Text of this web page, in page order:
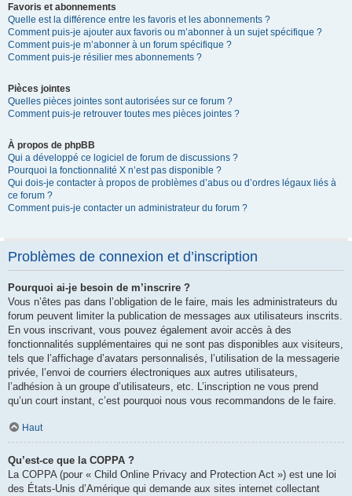
Favoris et abonnements
Quelle est la différence entre les favoris et les abonnements ?
Comment puis-je ajouter aux favoris ou m’abonner à un sujet spécifique ?
Comment puis-je m’abonner à un forum spécifique ?
Comment puis-je résilier mes abonnements ?
Pièces jointes
Quelles pièces jointes sont autorisées sur ce forum ?
Comment puis-je retrouver toutes mes pièces jointes ?
À propos de phpBB
Qui a développé ce logiciel de forum de discussions ?
Pourquoi la fonctionnalité X n’est pas disponible ?
Qui dois-je contacter à propos de problèmes d’abus ou d’ordres légaux liés à
ce forum ?
Comment puis-je contacter un administrateur du forum ?
Problèmes de connexion et d’inscription
Pourquoi ai-je besoin de m’inscrire ?
Vous n’êtes pas dans l’obligation de le faire, mais les administrateurs du
forum peuvent limiter la publication de messages aux utilisateurs inscrits.
En vous inscrivant, vous pouvez également avoir accès à des
fonctionnalités supplémentaires qui ne sont pas disponibles aux visiteurs,
tels que l’affichage d’avatars personnalisés, l’utilisation de la messagerie
privée, l’envoi de courriers électroniques aux autres utilisateurs,
l’adhésion à un groupe d’utilisateurs, etc. L’inscription ne vous prend
qu’un court instant, c’est pourquoi nous vous recommandons de le faire.
Haut
Qu’est-ce que la COPPA ?
La COPPA (pour « Child Online Privacy and Protection Act ») est une loi
des États-Unis d’Amérique qui demande aux sites internet collectant